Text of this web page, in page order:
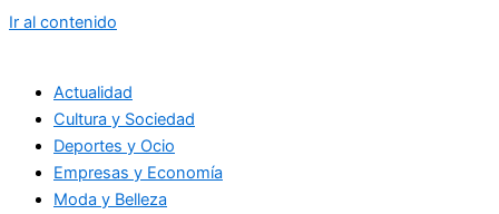
Ir al contenido
Actualidad
Cultura y Sociedad
Deportes y Ocio
Empresas y Economía
Moda y Belleza